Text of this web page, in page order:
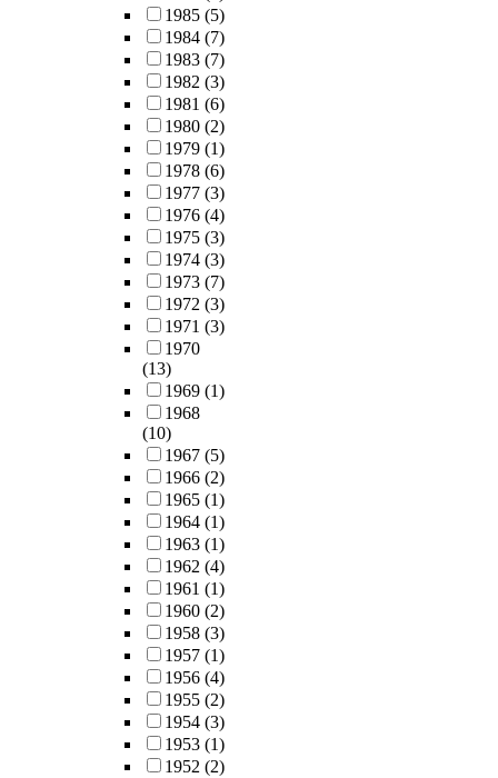
1985 (5)
1984 (7)
1983 (7)
1982 (3)
1981 (6)
1980 (2)
1979 (1)
1978 (6)
1977 (3)
1976 (4)
1975 (3)
1974 (3)
1973 (7)
1972 (3)
1971 (3)
1970
(13)
1969 (1)
1968
(10)
1967 (5)
1966 (2)
1965 (1)
1964 (1)
1963 (1)
1962 (4)
1961 (1)
1960 (2)
1958 (3)
1957 (1)
1956 (4)
1955 (2)
1954 (3)
1953 (1)
1952 (2)